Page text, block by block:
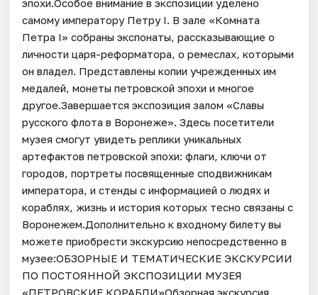
эпохи.Особое внимание в экспозиции уделено
самому императору Петру I. В зале «Комната
Петра I» собраны экспонаты, рассказывающие о
личности царя-реформатора, о ремеслах, которыми
он владел. Представлены копии учрежденных им
медалей, монеты петровской эпохи и многое
другое.Завершается экспозиция залом «Славы
русского флота в Воронеже». Здесь посетители
музея смогут увидеть реплики уникальных
артефактов петровской эпохи: флаги, ключи от
городов, портреты посвященные сподвижникам
императора, и стенды с информацией о людях и
кораблях, жизнь и история которых тесно связаны с
Воронежем.Дополнительно к входному билету вы
можете приобрести экскурсию непосредственно в
музее:ОБЗОРНЫЕ И ТЕМАТИЧЕСКИЕ ЭКСКУРСИИ
ПО ПОСТОЯННОЙ ЭКСПОЗИЦИИ МУЗЕЯ
«ПЕТРОВСКИЕ КОРАБЛИ»Обзорная экскурсия